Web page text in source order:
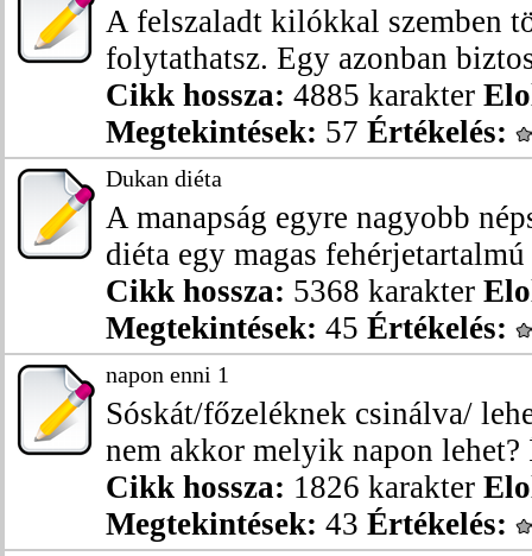
A felszaladt kilókkal szemben
folytathatsz. Egy azonban
Cikk hossza: 4885 karakter
Megtekintések: 57 Értékelés:
Dukan diéta
A manapság egyre nagyobb
diéta egy magas
Cikk hossza: 5368 karakter
Megtekintések: 45 Értékelés:
napon enni 1
Sóskát/főzeléknek csinálva/
nem akkor melyik napon lehet?
Cikk hossza: 1826 karakter
Megtekintések: 43 Értékelés: